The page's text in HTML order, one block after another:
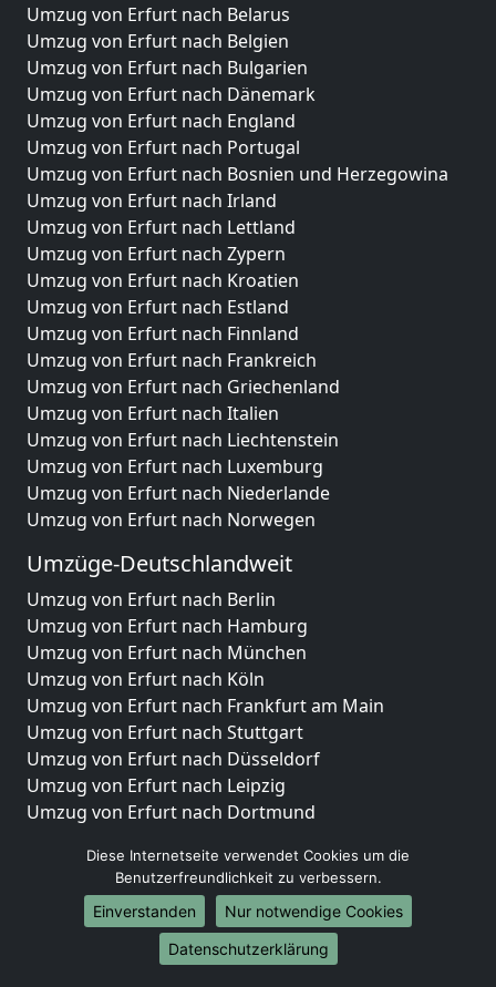
Umzug von Erfurt nach Belarus
Umzug von Erfurt nach Belgien
Umzug von Erfurt nach Bulgarien
Umzug von Erfurt nach Dänemark
Umzug von Erfurt nach England
Umzug von Erfurt nach Portugal
Umzug von Erfurt nach Bosnien und Herzegowina
Umzug von Erfurt nach Irland
Umzug von Erfurt nach Lettland
Umzug von Erfurt nach Zypern
Umzug von Erfurt nach Kroatien
Umzug von Erfurt nach Estland
Umzug von Erfurt nach Finnland
Umzug von Erfurt nach Frankreich
Umzug von Erfurt nach Griechenland
Umzug von Erfurt nach Italien
Umzug von Erfurt nach Liechtenstein
Umzug von Erfurt nach Luxemburg
Umzug von Erfurt nach Niederlande
Umzug von Erfurt nach Norwegen
Umzüge-Deutschlandweit
Umzug von Erfurt nach Berlin
Umzug von Erfurt nach Hamburg
Umzug von Erfurt nach München
Umzug von Erfurt nach Köln
Umzug von Erfurt nach Frankfurt am Main
Umzug von Erfurt nach Stuttgart
Umzug von Erfurt nach Düsseldorf
Umzug von Erfurt nach Leipzig
Umzug von Erfurt nach Dortmund
Umzug von Erfurt nach Bremen
Umzug von Erfurt nach Dresden
Umzug von Erfurt nach Hannover
Umzug von Erfurt nach Nürnberg
Umzug von Erfurt nach Duisburg
Diese Internetseite verwendet Cookies um die
Benutzerfreundlichkeit zu verbessern.
Einverstanden
Nur notwendige Cookies
Datenschutzerklärung